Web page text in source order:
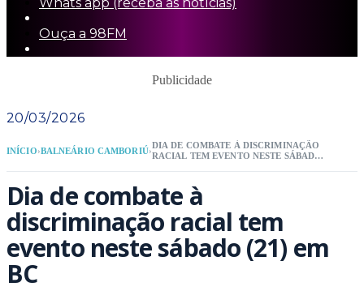
Ouça a 98FM
Publicidade
20/03/2026
INÍCIO›BALNEÁRIO CAMBORIÚ›
DIA DE COMBATE À DISCRIMINAÇÃO
RACIAL TEM EVENTO NESTE SÁBADO
Dia de combate à
discriminação racial tem
evento neste sábado (21) em
BC